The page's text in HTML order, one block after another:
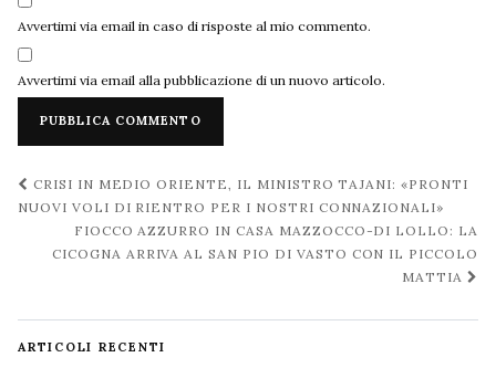
Avvertimi via email in caso di risposte al mio commento.
Avvertimi via email alla pubblicazione di un nuovo articolo.
Navigazione
post
CRISI IN MEDIO ORIENTE, IL MINISTRO TAJANI: «PRONTI
NUOVI VOLI DI RIENTRO PER I NOSTRI CONNAZIONALI»
FIOCCO AZZURRO IN CASA MAZZOCCO-DI LOLLO: LA
CICOGNA ARRIVA AL SAN PIO DI VASTO CON IL PICCOLO
MATTIA
ARTICOLI RECENTI